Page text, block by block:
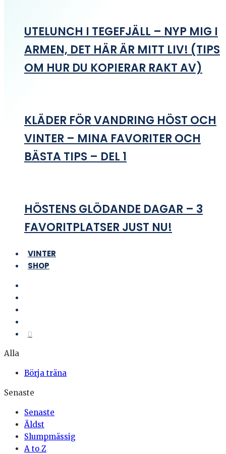
UTELUNCH I TEGEFJÄLL – NYP MIG I
ARMEN, DET HÄR ÄR MITT LIV! (TIPS
OM HUR DU KOPIERAR RAKT AV)
KLÄDER FÖR VANDRING HÖST OCH
VINTER – MINA FAVORITER OCH
BÄSTA TIPS – DEL 1
HÖSTENS GLÖDANDE DAGAR – 3
FAVORITPLATSER JUST NU!
VINTER
SHOP
0
Alla
Börja träna
Senaste
Senaste
Äldst
Slumpmässig
A to Z